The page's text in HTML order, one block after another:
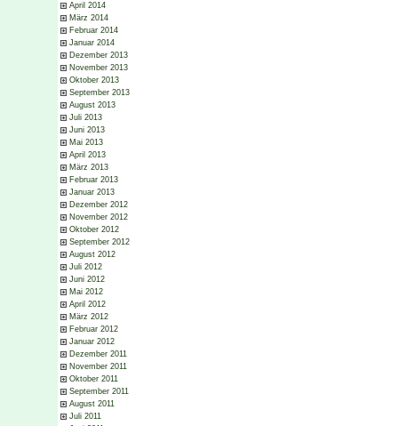
April 2014
März 2014
Februar 2014
Januar 2014
Dezember 2013
November 2013
Oktober 2013
September 2013
August 2013
Juli 2013
Juni 2013
Mai 2013
April 2013
März 2013
Februar 2013
Januar 2013
Dezember 2012
November 2012
Oktober 2012
September 2012
August 2012
Juli 2012
Juni 2012
Mai 2012
April 2012
März 2012
Februar 2012
Januar 2012
Dezember 2011
November 2011
Oktober 2011
September 2011
August 2011
Juli 2011